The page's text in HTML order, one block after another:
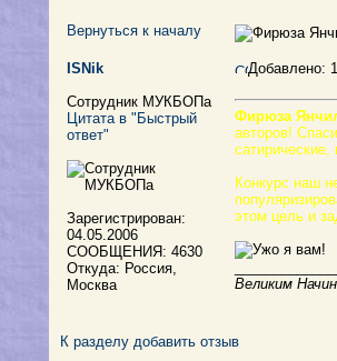
Вернуться к началу
ISNik
Сотрудник МУКБОПа
Цитата в "Быстрый
ответ"
Зарегистрирован:
04.05.2006
СООБЩЕНИЯ: 4630
Откуда: Россия,
Москва
Добавлено: 1
Фирюза
авторов!
Конкурс наш
этом цель и
Великим
К разделу добавить отзыв